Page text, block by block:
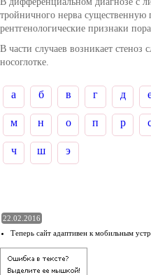
тройничного нерва
рентгенологические признаки
В части случаев возникает
носоглотке.
а б в г д
м н о п р
ч ш э
22.02.2016
Теперь сайт адаптивен к мобильным